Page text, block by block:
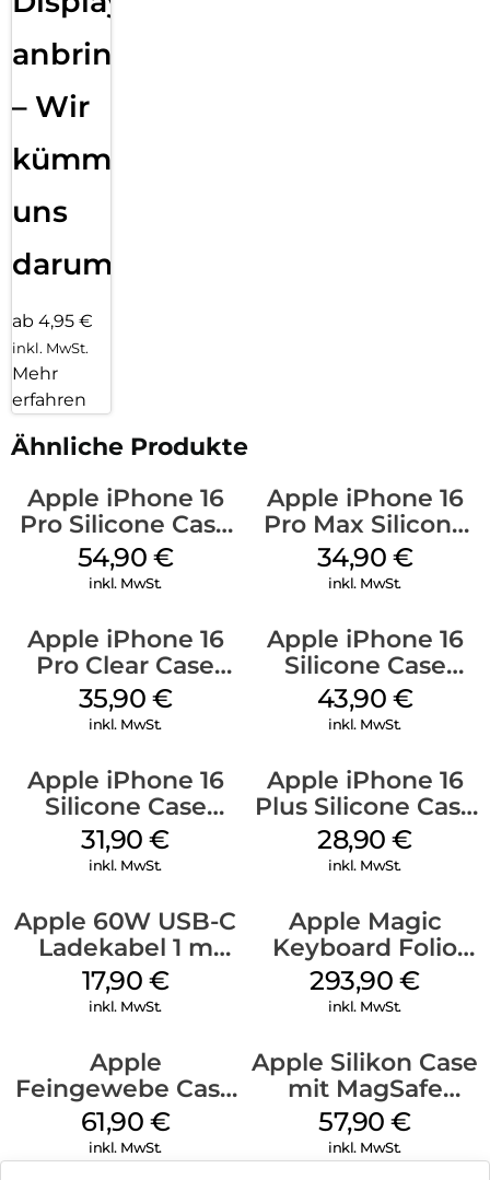
anbringen
– Wir
kümmern
uns
darum!
ab 4,95 €
inkl. MwSt.
Mehr
erfahren
Ähnliche Produkte
Apple iPhone 16
Pro Silicone Case
MagSafe Black
54,90 €
inkl. MwSt.
Apple iPhone 16
Pro Max Silicone
Case MagSafe
Denim
34,90 €
inkl. MwSt.
Apple iPhone 16
Pro Clear Case
MagSafe
Transparent
35,90 €
inkl. MwSt.
Apple iPhone 16
Silicone Case
MagSafe Plum
43,90 €
inkl. MwSt.
Apple iPhone 16
Silicone Case
MagSafe Fuchsia
31,90€
inkl. MwSt.
Apple iPhone 16
Plus Silicone Case
MagSafe Black
28,90€
inkl. MwSt.
Apple 60W USB-C
Ladekabel 1 m
Weiß
17,90 €
inkl. MwSt.
Apple Magic
Keyboard Folio
iPad 10.9″ (10.Gen.)
Weiß
293,90€
inkl. MwSt.
Apple
Feingewebe Case
iPhone 15 Pro
MagSafe Schwarz
61,90 €
inkl. MwSt.
Apple Silikon Case
mit MagSafe
iPhone 14 Pro
(PRODUCT)RED
57,90€
inkl. MwSt.